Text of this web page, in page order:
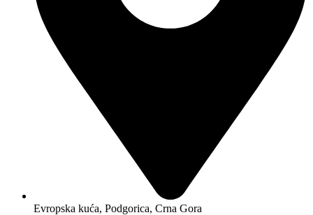
Evropska kuća, Podgorica, Crna Gora